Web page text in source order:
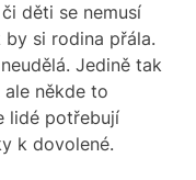
děti se nemusí
si rodina přála.
Jedině tak
někde to
lidé potřebují
k dovolené.